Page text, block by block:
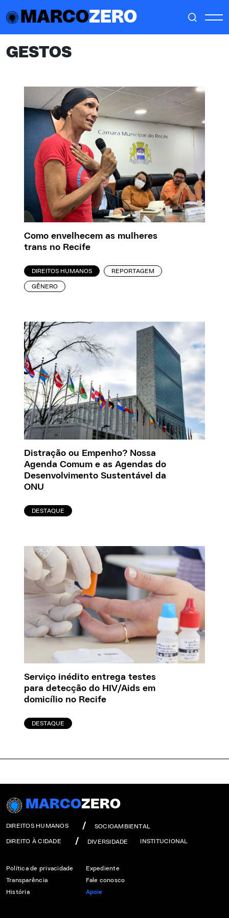
MARCOZERO
GESTOS
Como envelhecem as mulheres
trans no Recife
DIREITOS HUMANOS REPORTAGEM
GÊNERO
Distração ou Empenho? Nossa
Agenda Comum e as Agendas do
Desenvolvimento Sustentável da
ONU
DESTAQUE
Serviço inédito entrega testes
para detecção do HIV/Aids em
domicílio no Recife
DESTAQUE
MARCOZERO
DIREITOS HUMANOS SOCIOAMBIENTAL
DIREITO À CIDADE DIVERSIDADE INSTITUCIONAL
Política de privacidade
Transparência
História
Expediente
Fale conosco
Apoie